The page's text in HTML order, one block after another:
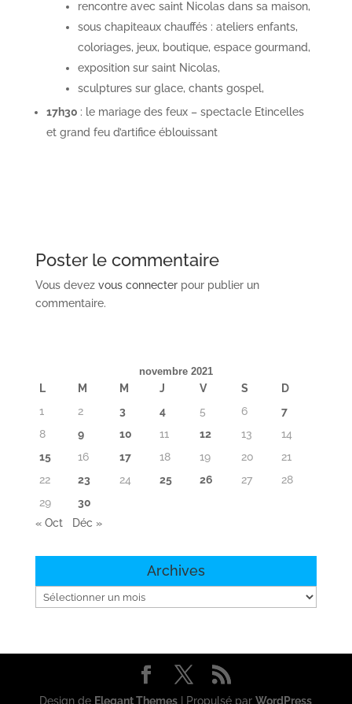
rencontre avec saint Nicolas dans sa maison,
sous chapiteaux chauffés : ateliers enfants,
coloriages, jeux, boutique, espace gourmand,
exposition sur saint Nicolas,
sculptures sur glace, chants gospel,
17h30 : le mariage des feux – spectacle Etincelles
et grand feu d’artifice éblouissant
Poster le commentaire
Vous devez vous connecterpour publier un
commentaire.
novembre 2021
L M M J V S
D
1
2 3 4 5 6
7
8
9 10 11 12 13
14
15
16 17 18 19 20
21
22
23 24 25 26 27
28
29
30
« Oct
Déc »
Archives
Archives
Design de Elegant Themes | Propulsé parWordPress